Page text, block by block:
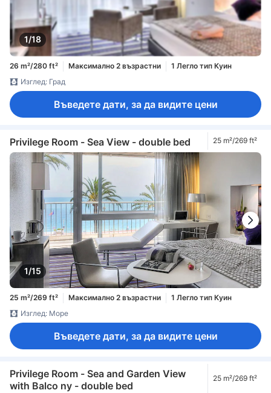
1/18
26 m²/280 ft² Максимално 2 възрастни
1 Легло тип Куин
Изглед: Град
Въведете дати, за да видите цени
Privilege Room - Sea View - double bed 25 m²/269 ft²
1/15
25 m²/269 ft² Максимално 2 възрастни
1 Легло тип Куин
Изглед: Море
Въведете дати, за да видите цени
Privilege Room - Sea and Garden View
with Balco ny - double bed
25 m²/269 ft²